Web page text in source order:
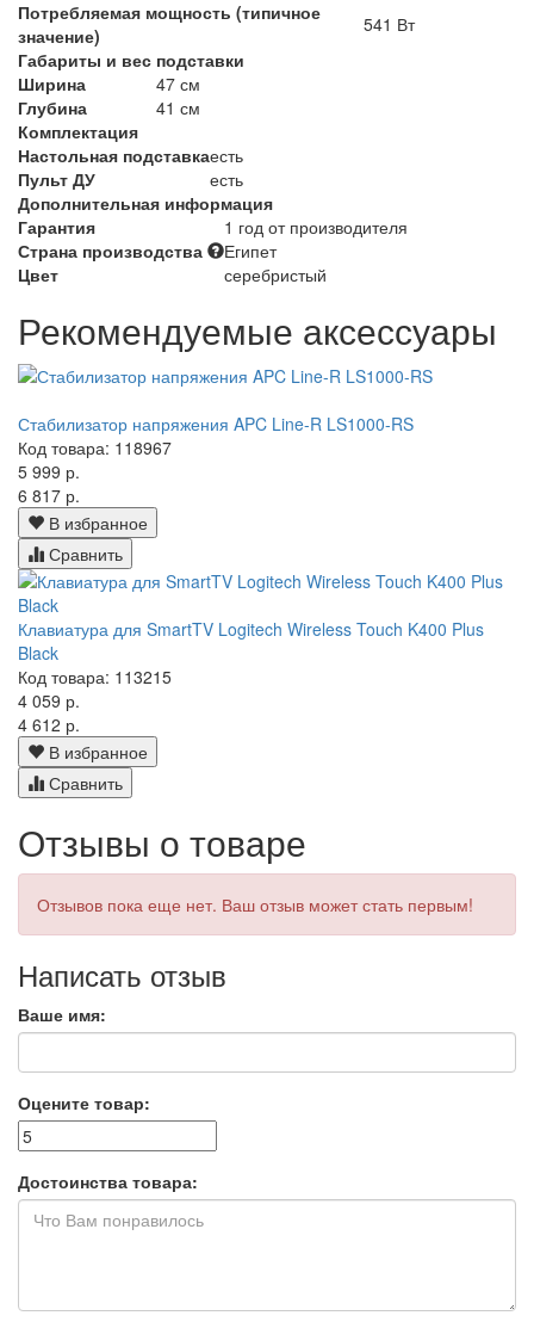
Потребляемая мощность (типичное
значение)
541 Вт
Габариты и вес подставки
Ширина
47 см
Глубина
41 см
Комплектация
Настольная подставкаесть
Пульт ДУ
есть
Дополнительная информация
Гарантия
1 год от производителя
Страна производства
Египет
Цвет
серебристый
Рекомендуемые аксессуары
Стабилизатор напряжения APC Line-R LS1000-RS
Код товара: 118967
5 999 р.
6 817 р.
В избранное
Сравнить
Клавиатура для SmartTV Logitech Wireless Touch K400 Plus
Black
Код товара: 113215
4 059 р.
4 612 р.
В избранное
Сравнить
Отзывы о товаре
Отзывов пока еще нет. Ваш отзыв может стать первым!
Написать отзыв
Ваше имя:
Оцените товар:
Достоинства товара: